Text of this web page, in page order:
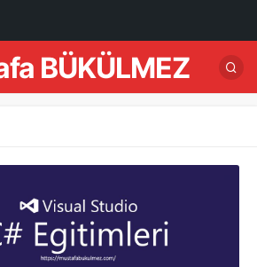
BÜKÜLMEZ